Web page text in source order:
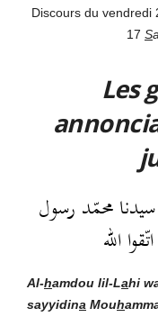
Discours du vendredi
17 S
Les
محمّد رسول
الله
Al-hamdou lil-Lahi
sayyidina Mouh